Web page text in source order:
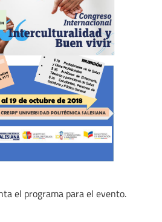
el programa para el evento.